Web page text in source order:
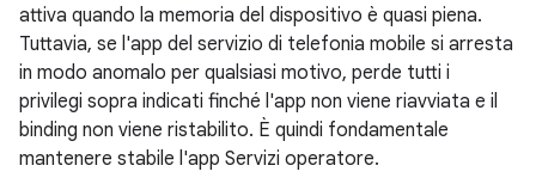
attiva quando la memoria del dispositivo è quasi piena.
Tuttavia, se l'app del servizio di telefonia mobile si arresta
in modo anomalo per qualsiasi motivo, perde tutti i
privilegi sopra indicati finché l'app non viene riavviata e il
binding non viene ristabilito. È quindi fondamentale
mantenere stabile l'app Servizi operatore.